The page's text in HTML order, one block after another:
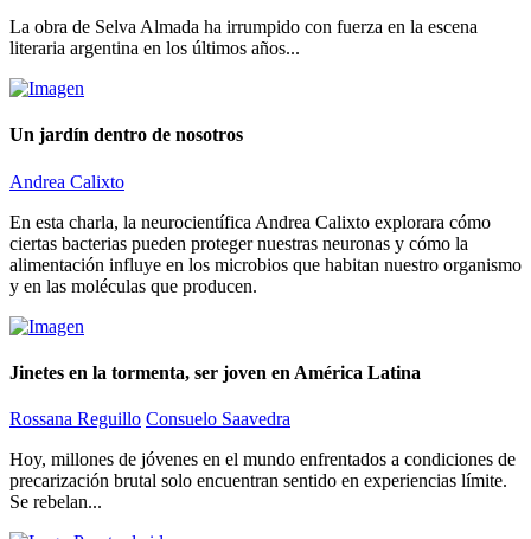
La obra de Selva Almada ha irrumpido con fuerza en la escena
literaria argentina en los últimos años...
Un jardín dentro de nosotros
Andrea Calixto
En esta charla, la neurocientífica Andrea Calixto explorara cómo
ciertas bacterias pueden proteger nuestras neuronas y cómo la
alimentación influye en los microbios que habitan nuestro organismo
y en las moléculas que producen.
Jinetes en la tormenta, ser joven en América Latina
Rossana Reguillo Consuelo Saavedra
Hoy, millones de jóvenes en el mundo enfrentados a condiciones de
precarización brutal solo encuentran sentido en experiencias límite.
Se rebelan...